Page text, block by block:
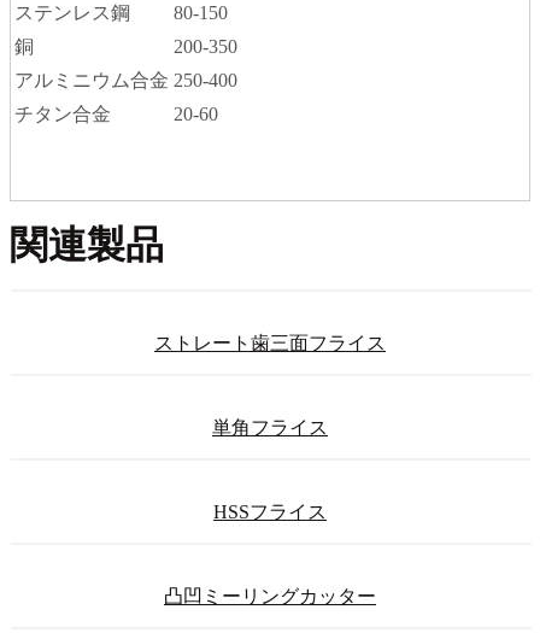
ステンレス鋼
80-150
銅
200-350
アルミニウム合金 250-400
チタン合金
20-60
関連製品
ストレート歯三面フライス
単角フライス
HSSフライス
凸凹ミーリングカッター